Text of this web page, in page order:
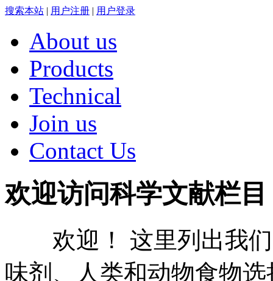
搜索本站 | 用户注册 | 用户登录
About us
Products
Technical
Join us
Contact Us
欢迎访问科学文献栏目
欢迎！ 这里列出我们
味剂、人类和动物食物